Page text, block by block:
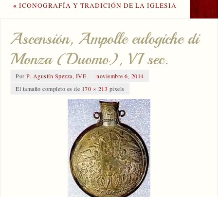
« ICONOGRAFÍA Y TRADICIÓN DE LA IGLESIA
Ascensión, Ampolle eulogiche di
Monza (Duomo), VI sec.
PorP. Agustín Spezza, IVE
noviembre 6, 2014
El tamaño completo es de 170 × 213 pixels